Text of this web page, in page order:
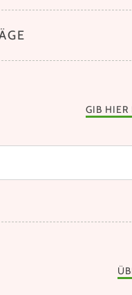
GIB HIER